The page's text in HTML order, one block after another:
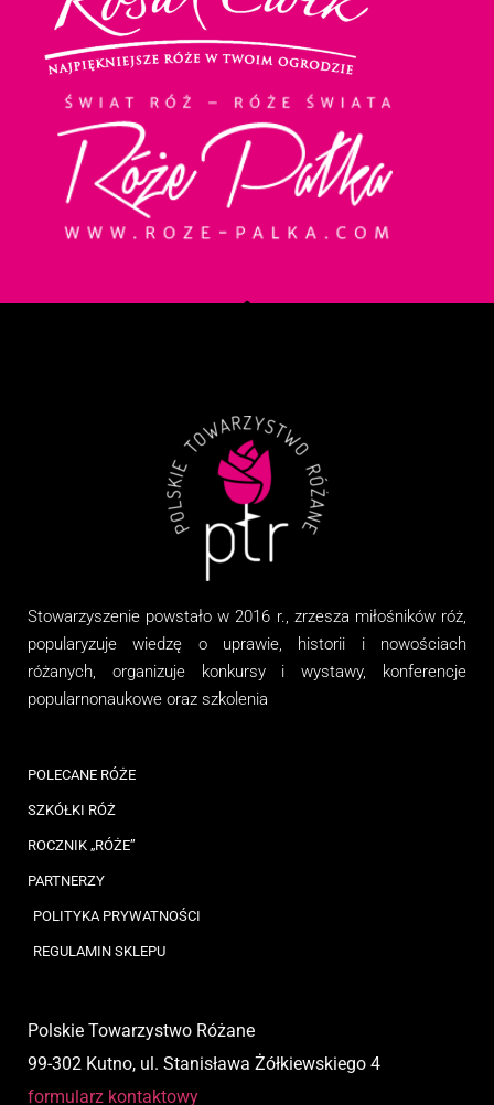
Stowarzyszenie powstało w 2016 r., zrzesza miłośników róż,
popularyzuje wiedzę o uprawie, historii i nowościach
różanych, organizujekonkursy i wystawy, konferencje
popularnonaukowe oraz szkolenia
POLECANE RÓŻE
SZKÓŁKI RÓŻ
ROCZNIK „RÓŻE”
PARTNERZY
POLITYKA PRYWATNOŚCI
REGULAMIN SKLEPU
Polskie Towarzystwo Różane
99-302 Kutno, ul. Stanisława Żółkiewskiego 4
formularz kontaktowy